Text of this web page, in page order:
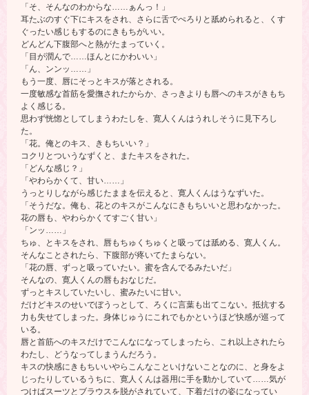
「そ、そんなのわからな……ぁんっ！」
耳たぶのすぐ下にキスをされ、さらに舌でぺろりと舐められると、くす
ぐったい感じもするのにきもちがいい。
どんどん下腹部へと熱がたまっていく。
「目が潤んで……ほんとにかわいい」
「ん、ンンッ……」
もう一度、唇にそっとキスが落とされる。
一度敏感な首筋を愛撫されたからか、さっきよりも唇へのキスがきもち
よく感じる。
思わず恍惚としてしまうわたしを、寛人くんはうれしそうに見下ろし
た。
「花。俺とのキス、きもちいい？」
コクリとついうなずくと、またキスをされた。
「どんな感じ？」
「やわらかくて、甘い……」
うっとりしながら感じたままを伝えると、寛人くんはうなずいた。
「そうだな。俺も、花とのキスがこんなにきもちいいと思わなかった。
花の唇も、やわらかくてすごく甘い」
「ンッ……」
ちゅ、とキスをされ、唇もちゅくちゅくと吸っては舐める、寛人くん。
そんなことされたら、下腹部が疼いてたまらない。
「花の唇、ずっと吸っていたい。蜜を含んでるみたいだ」
そんなの、寛人くんの唇もおなじだ。
ずっとキスしていたいし、蜜みたいに甘い。
だけどキスのせいでぼうっとして、ろくに言葉も出てこない。抵抗する
力も失せてしまった。身体じゅうにこれでもかというほど快感が巡って
いる。
唇と首筋へのキスだけでこんなになってしまったら、これ以上されたら
わたし、どうなってしまうんだろう。
キスの快感にきもちいいやらこんなこといけないことなのに、と身をよ
じったりしているうちに、寛人くんは器用に手を動かしていて……気が
つけばスーツとブラウスを脱がされていて、下着だけの姿になってい